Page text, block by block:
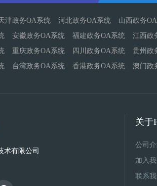
津政务OA系统 河北政务OA系统
山西政务
安徽政务OA系统 福建政务OA系统
江西政
重庆政务OA系统 四川政务OA系统
贵州政
台湾政务OA系统 香港政务OA系统 澳门政
术有限公司
关于
公司
加入
联系